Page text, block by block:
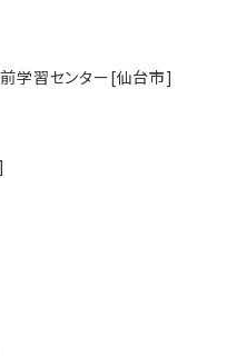
学習センター[仙台市]